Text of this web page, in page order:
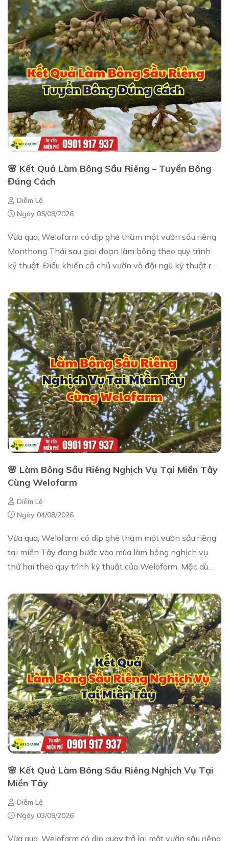
🌸 Kết Quả Làm Bông Sầu Riêng – Tuyển Bông
Đúng Cách
Diễm Lệ
Ngày 05/08/2026
Vừa qua, Welofarm có dịp ghé thăm một vườn sầu riêng
Monthong Thái sau giai đoạn làm bông theo quy trình
kỹ thuật. Điều khiến cả chủ vườn và đội ngũ kỹ thuật rất
🌸 Làm Bông Sầu Riêng Nghịch Vụ Tại Miền Tây
Cùng Welofarm
Diễm Lệ
Ngày 04/08/2026
Vừa qua, Welofarm có dịp ghé thăm một vườn sầu riêng
tại miền Tây đang bước vào mùa làm bông nghịch vụ
thứ hai theo quy trình kỹ thuật của Welofarm. Mặc dù
🌸 Kết Quả Làm Bông Sầu Riêng Nghịch Vụ Tại
Miền Tây
Diễm Lệ
Ngày 03/08/2026
Vừa qua, Welofarm có dịp quay trở lại một vườn sầu riêng